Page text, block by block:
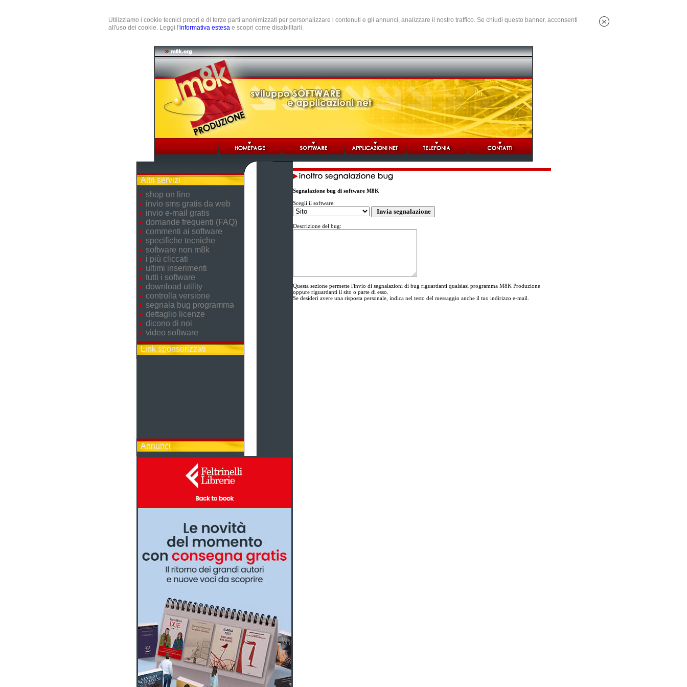
Utilizziamo i cookie tecnici propri e di terze parti anonimizzati per personalizzare i contenuti e gli annunci, analizzare il nostro traffico. Se chiudi questo banner, acconsenti
all'uso dei cookie. Leggi l'informativa estesa e scopri come disabilitarli.
Altri servizi
shop on line
invio sms gratis da web
invio e-mail gratis
domande frequenti (FAQ)
commenti ai software
specifiche tecniche
software non m8k
i più cliccati
ultimi inserimenti
tutti i software
download utility
controlla versione
segnala bug programma
dettaglio licenze
dicono di noi
video software
Link sponsorizzati
Annunci
Segnalazione bug di software M8K
Scegli il software:
Descrizione del bug:
Questa sezione permette l'invio di segnalazioni di bug riguardanti qualsiasi programma M8K Produzione
oppure riguardanti il sito o parte di esso.
Se desideri avere una risposta personale, indica nel testo del messaggio anche il tuo indirizzo e-mail.